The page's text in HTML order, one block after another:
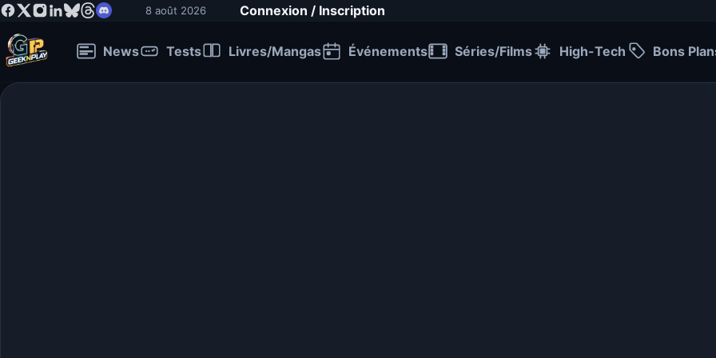
8 août 2026 Connexion / Inscription
News Tests Livres/Mangas Événements Séries/Films High-Tech Bons